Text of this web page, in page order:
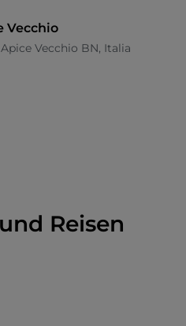
Vecchio
Apice Vecchio BN, Italia
Reisen